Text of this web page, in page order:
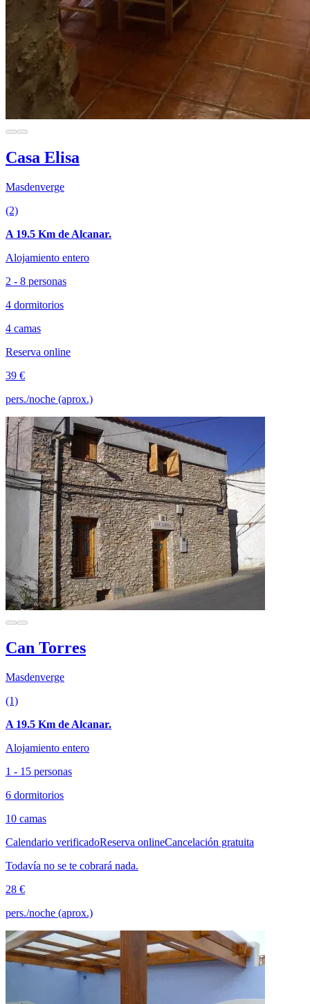
Casa Elisa
Masdenverge
(2)
A 19.5 Km de Alcanar.
Alojamiento entero
2 - 8 personas
4 dormitorios
4 camas
Reserva online
39 €
pers./noche (aprox.)
Can Torres
Masdenverge
(1)
A 19.5 Km de Alcanar.
Alojamiento entero
1 - 15 personas
6 dormitorios
10 camas
Calendario verificadoReserva onlineCancelación gratuita
Todavía no se te cobrará nada.
28 €
pers./noche (aprox.)